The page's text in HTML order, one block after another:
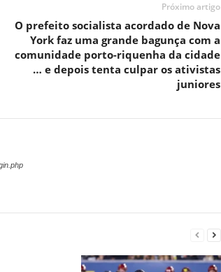
Próximo artigo
O prefeito socialista acordado de Nova
York faz uma grande bagunça com a
comunidade porto-riquenha da cidade
… e depois tenta culpar os ativistas
juniores